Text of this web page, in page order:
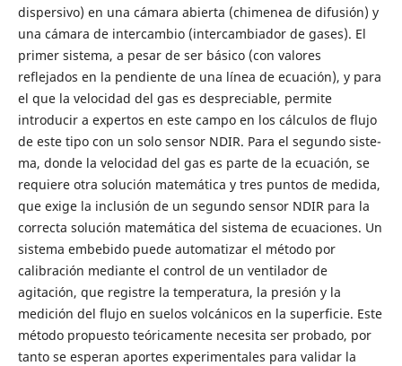
dispersivo) en una cámara abierta (chimenea de difusión) y
una cámara de intercambio (intercambiador de gases). El
primer sistema, a pesar de ser básico (con valores
reflejados en la pendiente de una línea de ecuación), y para
el que la velocidad del gas es despreciable, permite
introducir a expertos en este campo en los cálculos de flujo
de este tipo con un solo sensor NDIR. Para el segundo siste­
ma, donde la velocidad del gas es parte de la ecuación, se
requiere otra solución matemática y tres puntos de medida,
que exige la inclusión de un segundo sensor NDIR para la
correcta solución matemática del sistema de ecuaciones. Un
sistema embebido puede automatizar el método por
calibración mediante el control de un ventilador de
agitación, que registre la temperatura, la presión y la
medición del flujo en suelos volcánicos en la superficie. Este
método propuesto teóricamente necesita ser probado, por
tanto se esperan aportes experimentales para validar la